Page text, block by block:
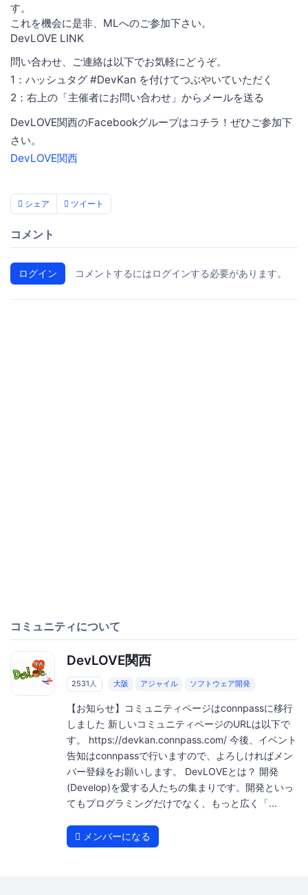
す。
これを機会に是非、MLへのご参加下さい。
DevLOVE LINK
問い合わせ、ご連絡は以下でお気軽にどうぞ。
1：ハッシュタグ #DevKan を付けてつぶやいていただく
2：右上の「主催者にお問い合わせ」からメールを送る
DevLOVE関西のFacebookグループはコチラ！ぜひご参加下
さい。
DevLOVE関西
シェア ツイート
コメント
ログイン コメントするにはログインする必要があります。
コミュニティについて
DevLOVE関西
2531人 大阪 アジャイル ソフトウェア開発
【お知らせ】コミュニティページはconnpassに移行
しました 新しいコミュニティページのURLは以下で
す。 https://devkan.connpass.com/ 今後、イベント
告知はconnpassで行いますので、よろしければメン
バー登録をお願いします。 DevLOVEとは？ 開発
(Develop)を愛する人たちの集まりです。開発といっ
てもプログラミングだけでなく、もっと広く「...
メンバーになる